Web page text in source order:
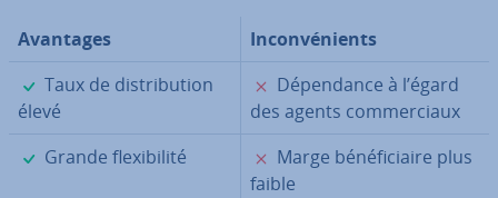
Avantages
In­con­vé­nients
✓
Taux de dis­tri­bu­tion
élevé
✗
Dé­pen­dance à l’égard
des agents com­mer­ciaux
✓
Grande flexi­bi­lité ✗
Marge bé­né­fi­ciaire plus
faible